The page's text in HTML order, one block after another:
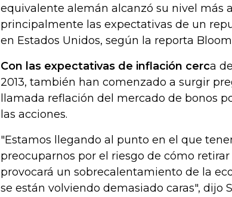
equivalente alemán alcanzó su nivel más
principalmente las expectativas de un
en Estados Unidos, según la reporta
Con las expectativas de inflación cerca
2013, también han comenzado a surgir
llamada reflación del mercado de bonos
las acciones.
"Estamos llegando al punto en el que
preocuparnos por el riesgo de cómo
provocará un sobrecalentamiento de la
se están volviendo demasiado caras", dijo